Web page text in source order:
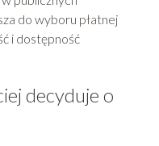
do wyboru płatnej
i dostępność
decyduje o